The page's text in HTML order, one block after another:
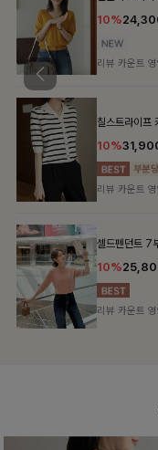
10%
리뷰 카운트 영
칠스트라이프
10%
리뷰 카운트 영
셀드펜던트 7
10%
리뷰 카운트 영